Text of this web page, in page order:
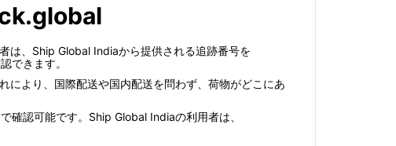
は、Ship Global Indiaから提供される追跡番号を
できます。
より、国際配送や国内配送を問わず、荷物がどこにあ
確認可能です。Ship Global Indiaの利用者は、